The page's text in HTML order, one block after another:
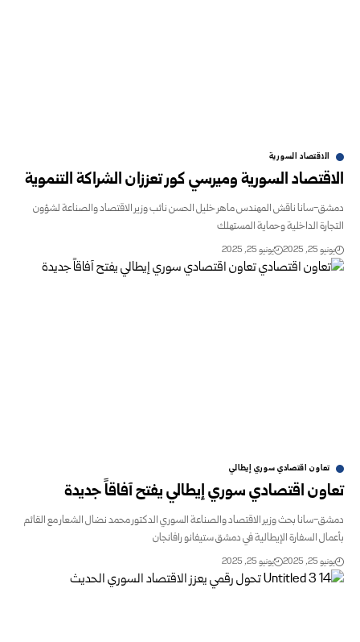
الاقتصاد السورية
السورية وميرسي كور تعززان الشراكة التنموية
سانا ناقش المهندس ماهر خليل الحسن نائب وزير الاقتصاد والصناعة لشؤون
الداخلية وحماية المستهلك
يونيو 25, 2025
تعاون اقتصادي سوري إيطالي
اقتصادي سوري إيطالي يفتح آفاقاً جديدة
سانا بحث وزير الاقتصاد والصناعة السوري الدكتور محمد نضال الشعار مع القائم
السفارة الإيطالية في دمشق ستيفانو رافانجان
يونيو 25, 2025